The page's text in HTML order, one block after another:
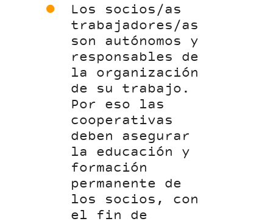
Los socios/as
trabajadores/as
son autónomos y
responsables de
la organización
de su trabajo.
Por eso las
cooperativas
deben asegurar
la educación y
formación
permanente de
los socios, con
el fin de